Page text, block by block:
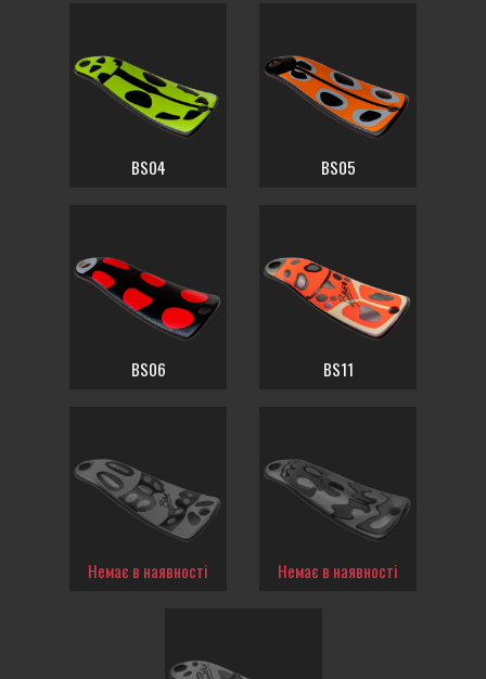
BS04 BS05
BS06 BS11
Немає в наявності Немає в наявності